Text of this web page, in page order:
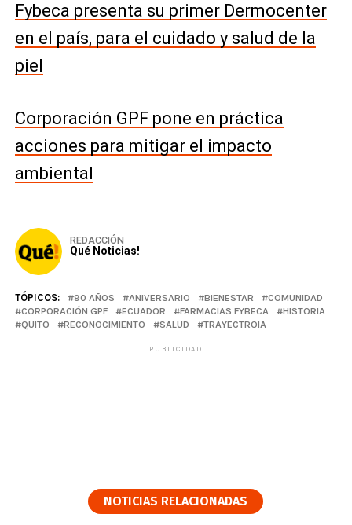
Fybeca presenta su primer Dermocenter
en el país, para el cuidado y salud de la
piel
Corporación GPF pone en práctica
acciones para mitigar el impacto
ambiental
REDACCIÓN
Qué Noticias!
TÓPICOS: 90 AÑOS ANIVERSARIO BIENESTAR
COMUNIDAD
CORPORACIÓN GPF
ECUADOR FARMACIAS FYBECA
HISTORIA
QUITO
RECONOCIMIENTO SALUD TRAYECTROIA
PUBLICIDAD
NOTICIAS RELACIONADAS